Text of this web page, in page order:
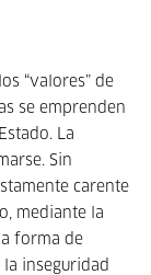
“valores” de
se emprenden
La
Sin
carente
mediante la
forma de
inseguridad